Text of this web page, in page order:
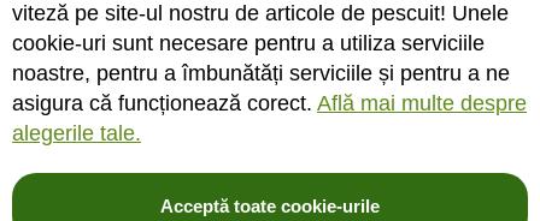
Sa ne cunoastem mai bine. Vino alaturi de noi pe reteaua ta preferata. Te
asteptam cu stiri, surprize, concursuri, premii ...
viteză pe site-ul nostru de articole de pescuit! Unele
cookie-uri sunt necesare pentru a utiliza serviciile
noastre, pentru a îmbunătăți serviciile și pentru a ne
asigura că funcționează corect. Află mai multe despre
alegerile tale.
Acceptă toate cookie-urile